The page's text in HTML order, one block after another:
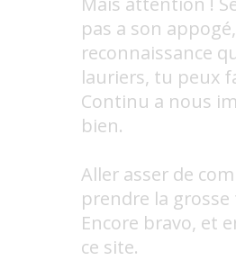
pas a son
reconnaissance
lauriers, tu peux
Continu a nous
bien.
Aller asser de
prendre la grosse
Encore bravo, et
ce site.